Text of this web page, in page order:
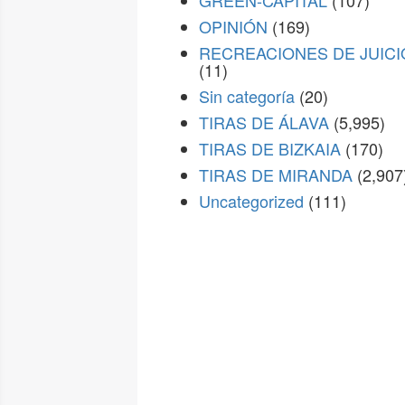
OPINIÓN (169)
RECREACIONES DE
(11)
Sin categoría (20)
TIRAS DE ÁLAVA (5,995)
TIRAS DE BIZKAIA (170)
TIRAS DE MIRANDA
Uncategorized (111)